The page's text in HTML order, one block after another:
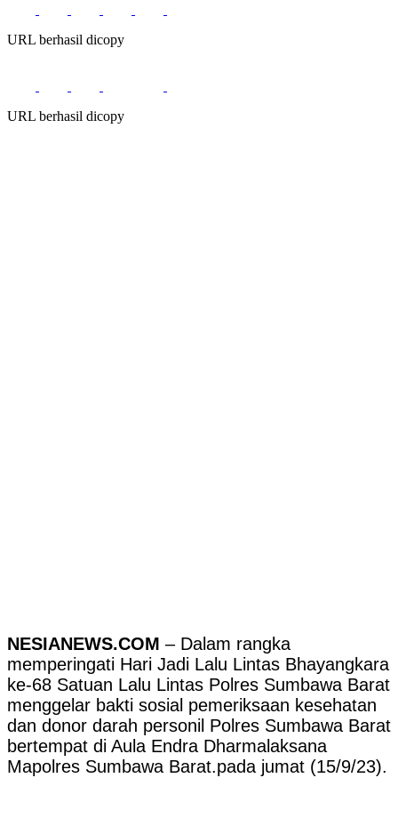
URL berhasil dicopy
URL berhasil dicopy
NESIANEWS.COM – Dalam rangka
memperingati Hari Jadi Lalu Lintas Bhayangkara
ke-68 Satuan Lalu Lintas Polres Sumbawa Barat
menggelar bakti sosial pemeriksaan kesehatan
dan donor darah personil Polres Sumbawa Barat
bertempat di Aula Endra Dharmalaksana
Mapolres Sumbawa Barat.pada jumat (15/9/23).